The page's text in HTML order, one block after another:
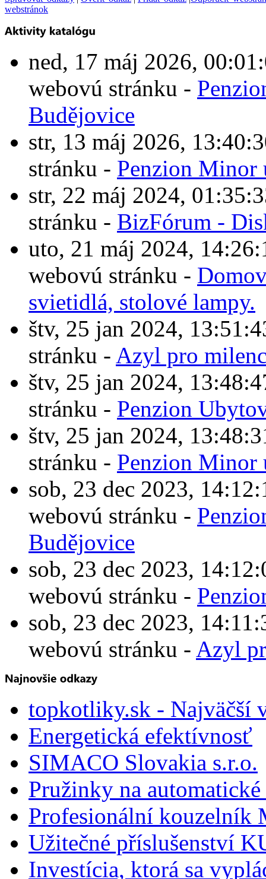
webstránok
ned, 17 máj 2026,
webovú stránku -
Budějovice
str, 13 máj 2026,
stránku - Penzion Minor
str, 22 máj 2024,
stránku - BizFórum -
uto, 21 máj 2024,
webovú stránku -
svietidlá, stolové lampy.
štv, 25 jan 2024,
stránku - Azyl pro
štv, 25 jan 2024,
stránku - Penzion
štv, 25 jan 2024,
stránku - Penzion Minor
sob, 23 dec 2023,
webovú stránku -
Budějovice
sob, 23 dec 2023,
webovú stránku -
sob, 23 dec 2023,
webovú stránku - Azyl
topkotliky.sk - Najväčší
Energetická efektívnosť
SIMACO Slovakia s.r.o.
Pružinky na
Profesionální kouzelník
Užitečné příslušenství
Investícia, ktorá sa